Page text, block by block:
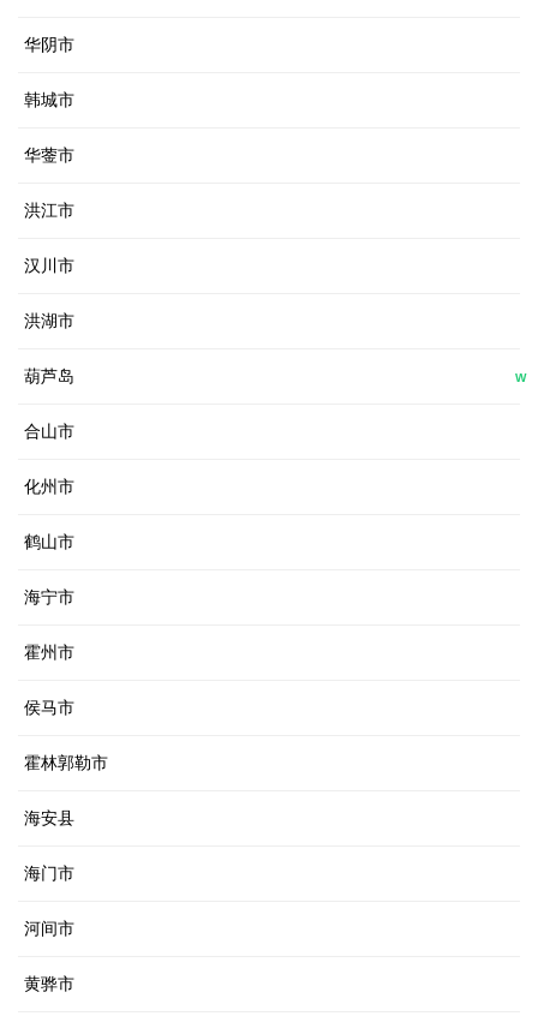
华阴市
韩城市
华蓥市
洪江市
汉川市
洪湖市
葫芦岛
合山市
化州市
鹤山市
海宁市
霍州市
侯马市
霍林郭勒市
海安县
海门市
河间市
黄骅市
W